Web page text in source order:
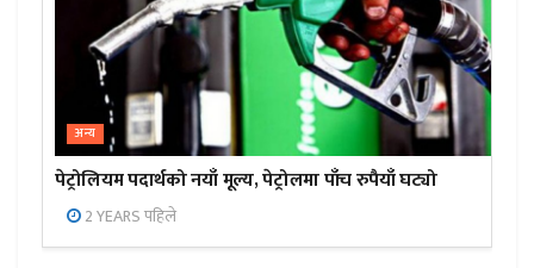
अन्य
पेट्रोलियम पदार्थको नयाँ मूल्य, पेट्रोलमा पाँच रुपैयाँ घट्यो
2 YEARS पहिले